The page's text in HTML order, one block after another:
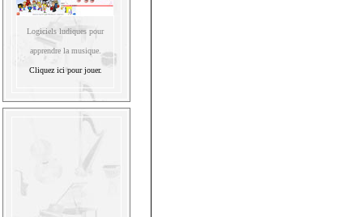
Logiciels ludiques pour
apprendre la musique.
Cliquez ici pour jouer.